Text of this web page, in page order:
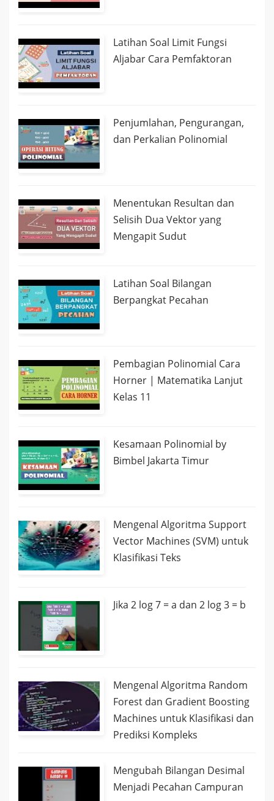
Latihan Soal Limit Fungsi
Aljabar Cara Pemfaktoran
Penjumlahan, Pengurangan,
dan Perkalian Polinomial
Menentukan Resultan dan
Selisih Dua Vektor yang
Mengapit Sudut
Latihan Soal Bilangan
Berpangkat Pecahan
Pembagian Polinomial Cara
Horner | Matematika Lanjut
Kelas 11
Kesamaan Polinomial by
Bimbel Jakarta Timur
Mengenal Algoritma Support
Vector Machines (SVM) untuk
Klasifikasi Teks
Jika 2 log 7 = a dan 2 log 3 = b
Mengenal Algoritma Random
Forest dan Gradient Boosting
Machines untuk Klasifikasi dan
Prediksi Kompleks
Mengubah Bilangan Desimal
Menjadi Pecahan Campuran